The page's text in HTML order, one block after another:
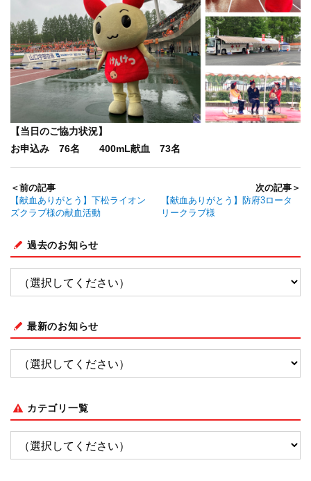
【当日のご協力状況】
お申込み 76名 400mL献血 73名
＜前の記事
【献血ありがとう】下松ライオン
ズクラブ様の献血活動
次の記事＞
【献血ありがとう】防府3ロータ
リークラブ様
過去のお知らせ
最新のお知らせ
カテゴリ一覧